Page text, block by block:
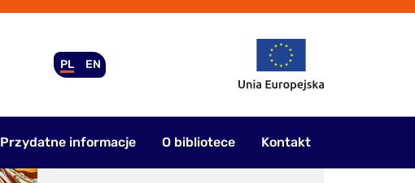
PL EN
Przydatne informacje O bibliotece Kontakt